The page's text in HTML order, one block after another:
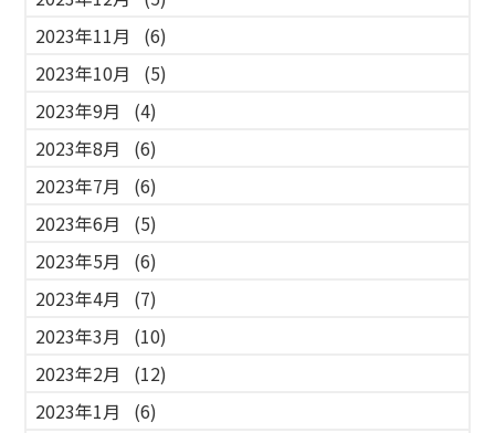
2023年11月
(6)
2023年10月
(5)
2023年9月
(4)
2023年8月
(6)
2023年7月
(6)
2023年6月
(5)
2023年5月
(6)
2023年4月
(7)
2023年3月
(10)
2023年2月
(12)
2023年1月
(6)